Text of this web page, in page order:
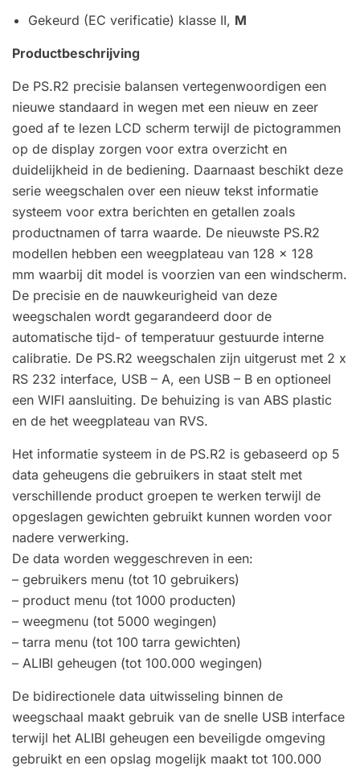
Gekeurd (EC verificatie) klasse II, M
Productbeschrijving
De PS.R2 precisie balansen vertegenwoordigen een
nieuwe standaard in wegen met een nieuw en zeer
goed af te lezen LCD scherm terwijl de pictogrammen
op de display zorgen voor extra overzicht en
duidelijkheid in de bediening. Daarnaast beschikt deze
serie weegschalen over een nieuw tekst informatie
systeem voor extra berichten en getallen zoals
productnamen of tarra waarde. De nieuwste PS.R2
modellen hebben een weegplateau van 128 x 128
mm waarbij dit model is voorzien van een windscherm.
De precisie en de nauwkeurigheid van deze
weegschalen wordt gegarandeerd door de
automatische tijd- of temperatuur gestuurde interne
calibratie. De PS.R2 weegschalen zijn uitgerust met 2 x
RS 232 interface, USB – A, een USB – B en optioneel
een WIFI aansluiting. De behuizing is van ABS plastic
en de het weegplateau van RVS.
Het informatie systeem in de PS.R2 is gebaseerd op 5
data geheugens die gebruikers in staat stelt met
verschillende product groepen te werken terwijl de
opgeslagen gewichten gebruikt kunnen worden voor
nadere verwerking.
De data worden weggeschreven in een:
– gebruikers menu (tot 10 gebruikers)
– product menu (tot 1000 producten)
– weegmenu (tot 5000 wegingen)
– tarra menu (tot 100 tarra gewichten)
– ALIBI geheugen (tot 100.000 wegingen)
De bidirectionele data uitwisseling binnen de
weegschaal maakt gebruik van de snelle USB interface
terwijl het ALIBI geheugen een beveiligde omgeving
gebruikt en een opslag mogelijk maakt tot 100.000